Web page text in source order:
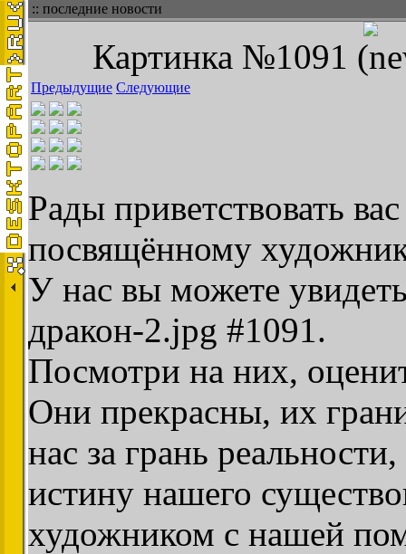
:: последние новости
Картинка №1091
Предыдущие Следующие
Рады приветствовать
посвящённому
У нас вы можете
дракон-2.jpg #1091.
Посмотри на них,
Они прекрасны, их
нас за грань
истину нашего
художником с нашей